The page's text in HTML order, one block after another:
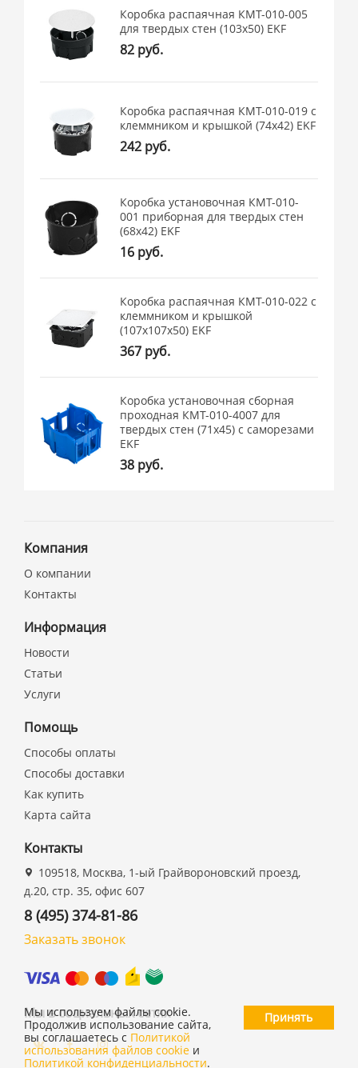
Коробка распаячная КМТ-010-005
для твердых стен (103х50) EKF
82 руб.
Коробка распаячная КМТ-010-019 с
клеммником и крышкой (74х42) EKF
242 руб.
Коробка установочная КМТ-010-
001 приборная для твердых стен
(68х42) EKF
16 руб.
Коробка распаячная КМТ-010-022 с
клеммником и крышкой
(107х107х50) EKF
367 руб.
Коробка установочная сборная
проходная КМТ-010-4007 для
твердых стен (71х45) с саморезами
EKF
38 руб.
Компания
О компании
Контакты
Информация
Новости
Статьи
Услуги
Помощь
Способы оплаты
Способы доставки
Как купить
Карта сайта
Контакты
109518, Москва, 1-ый Грайвороновский проезд,
д.20, стр. 35, офис 607
8 (495) 374-81-86
Заказать звонок
Мы в социальных сетях
Мы используем файлы cookie.
Продолжив использование сайта,
вы соглашаетесь с Политикой
использования файлов cookie и
Политикой конфиденциальности.
Принять